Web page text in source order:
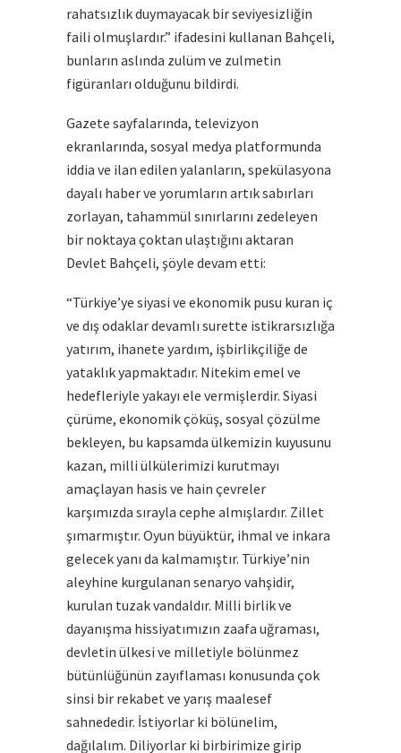
rahatsızlık duymayacak bir seviyesizliğin
faili olmuşlardır.” ifadesini kullanan Bahçeli,
bunların aslında zulüm ve zulmetin
figüranları olduğunu bildirdi.
Gazete sayfalarında, televizyon
ekranlarında, sosyal medya platformunda
iddia ve ilan edilen yalanların, spekülasyona
dayalı haber ve yorumların artık sabırları
zorlayan, tahammül sınırlarını zedeleyen
bir noktaya çoktan ulaştığını aktaran
Devlet Bahçeli, şöyle devam etti:
“Türkiye’ye siyasi ve ekonomik pusu kuran iç
ve dış odaklar devamlı surette istikrarsızlığa
yatırım, ihanete yardım, işbirlikçiliğe de
yataklık yapmaktadır. Nitekim emel ve
hedefleriyle yakayı ele vermişlerdir. Siyasi
çürüme, ekonomik çöküş, sosyal çözülme
bekleyen, bu kapsamda ülkemizin kuyusunu
kazan, milli ülkülerimizi kurutmayı
amaçlayan hasis ve hain çevreler
karşımızda sırayla cephe almışlardır. Zillet
şımarmıştır. Oyun büyüktür, ihmal ve inkara
gelecek yanı da kalmamıştır. Türkiye’nin
aleyhine kurgulanan senaryo vahşidir,
kurulan tuzak vandaldır. Milli birlik ve
dayanışma hissiyatımızın zaafa uğraması,
devletin ülkesi ve milletiyle bölünmez
bütünlüğünün zayıflaması konusunda çok
sinsi bir rekabet ve yarış maalesef
sahnededir. İstiyorlar ki bölünelim,
dağılalım. Diliyorlar ki birbirimize girip